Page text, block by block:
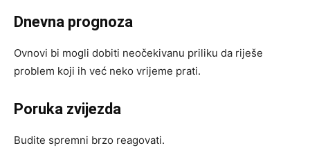
Dnevna prognoza
Ovnovi bi mogli dobiti neočekivanu priliku da riješe
problem koji ih već neko vrijeme prati.
Poruka zvijezda
Budite spremni brzo reagovati.